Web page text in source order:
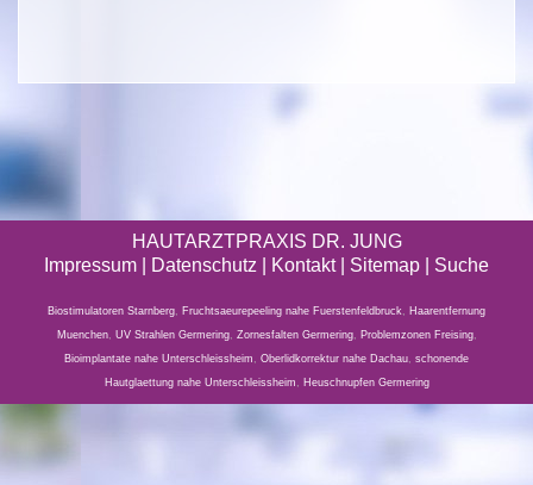
HAUTARZTPRAXIS DR. JUNG
Impressum
Datenschutz | Kontakt | Sitemap Suche
Biostimulatoren Starnberg, Fruchtsaeurepeeling nahe Fuerstenfeldbruck, Haarentfernung
Muenchen, UV Strahlen Germering, Zornesfalten Germering, Problemzonen Freising,
Bioimplantate nahe Unterschleissheim , Oberlidkorrektur nahe Dachau, schonende
Hautglaettung nahe Unterschleissheim , Heuschnupfen Germering